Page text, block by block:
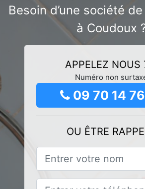
Besoin d’une société
à Coudoux
APPELEZ NOUS
Numéro non
09 70 14
OU ÊTRE